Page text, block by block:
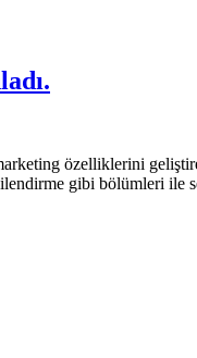
özelliklerini
gibi bölümleri ile